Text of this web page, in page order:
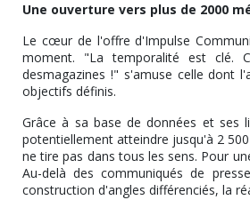
Une ouverture vers plus de 2000
Le cœur de l'offre d'Impulse
moment. "La temporalité est clé.
desmagazines !" s'amuse celle dont
objectifs définis.
Grâce à sa base de données et ses
potentiellement atteindre jusqu'à 2
ne tire pas dans tous les sens. Pour
Au-delà des communiqués de
construction d'angles différenciés, la